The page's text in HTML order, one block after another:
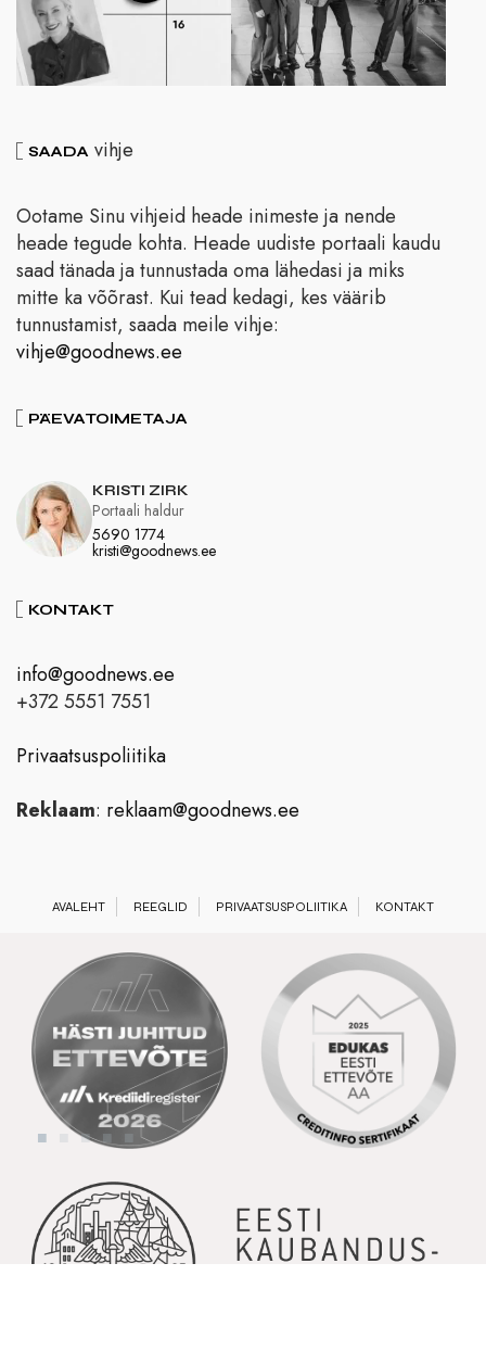
SAADA vihje
Ootame Sinu vihjeid heade inimeste ja nende
heade tegude kohta. Heade uudiste portaali kaudu
saad tänada ja tunnustada oma lähedasi ja miks
mitte ka võõrast. Kui tead kedagi, kes väärib
tunnustamist, saada meile vihje:
vihje@goodnews.ee
PÄEVATOIMETAJA
KRISTI ZIRK
5690 1774
kristi@goodnews.ee
Portaali haldur
KONTAKT
info@goodnews.ee
+372 5551 7551
Privaatsuspoliitika
Reklaam: reklaam@goodnews.ee
AVALEHT REEGLID PRIVAATSUSPOLIITIKA KONTAKT